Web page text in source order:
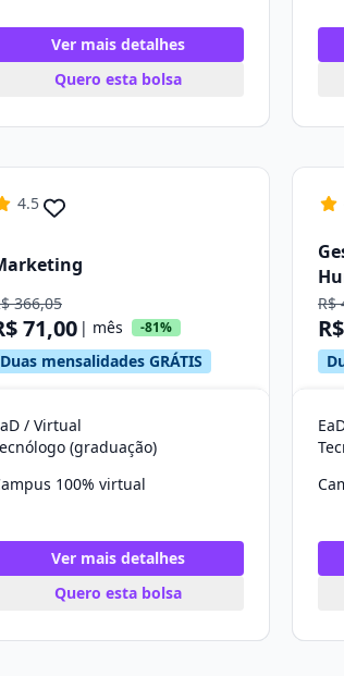
Ver mais detalhes
Quero esta bolsa
4.5
366,05
71,00 | mês -81%
Duas mensalidades GRÁTIS
/ Virtual
(graduação)
100% virtual
Ver mais detalhes
Quero esta bolsa
R$